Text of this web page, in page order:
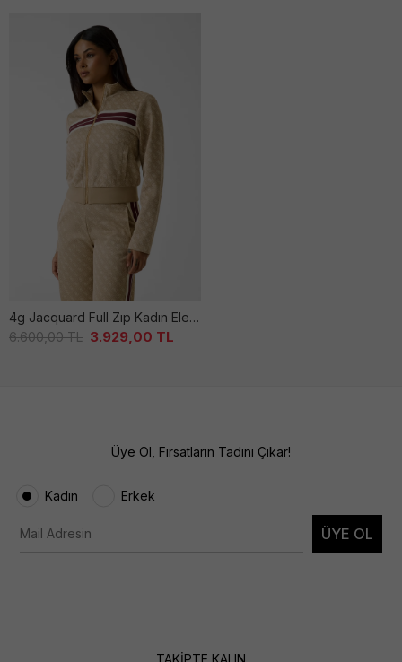
4g Jacquard Full Zıp Kadın Elegant Sweatshırt
6.600,00TL 3.929,00 TL
Üye Ol, Fırsatların Tadını Çıkar!
Kadın Erkek
ÜYE OL
TAKİPTE KALIN